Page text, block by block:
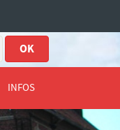
OK
INFOS